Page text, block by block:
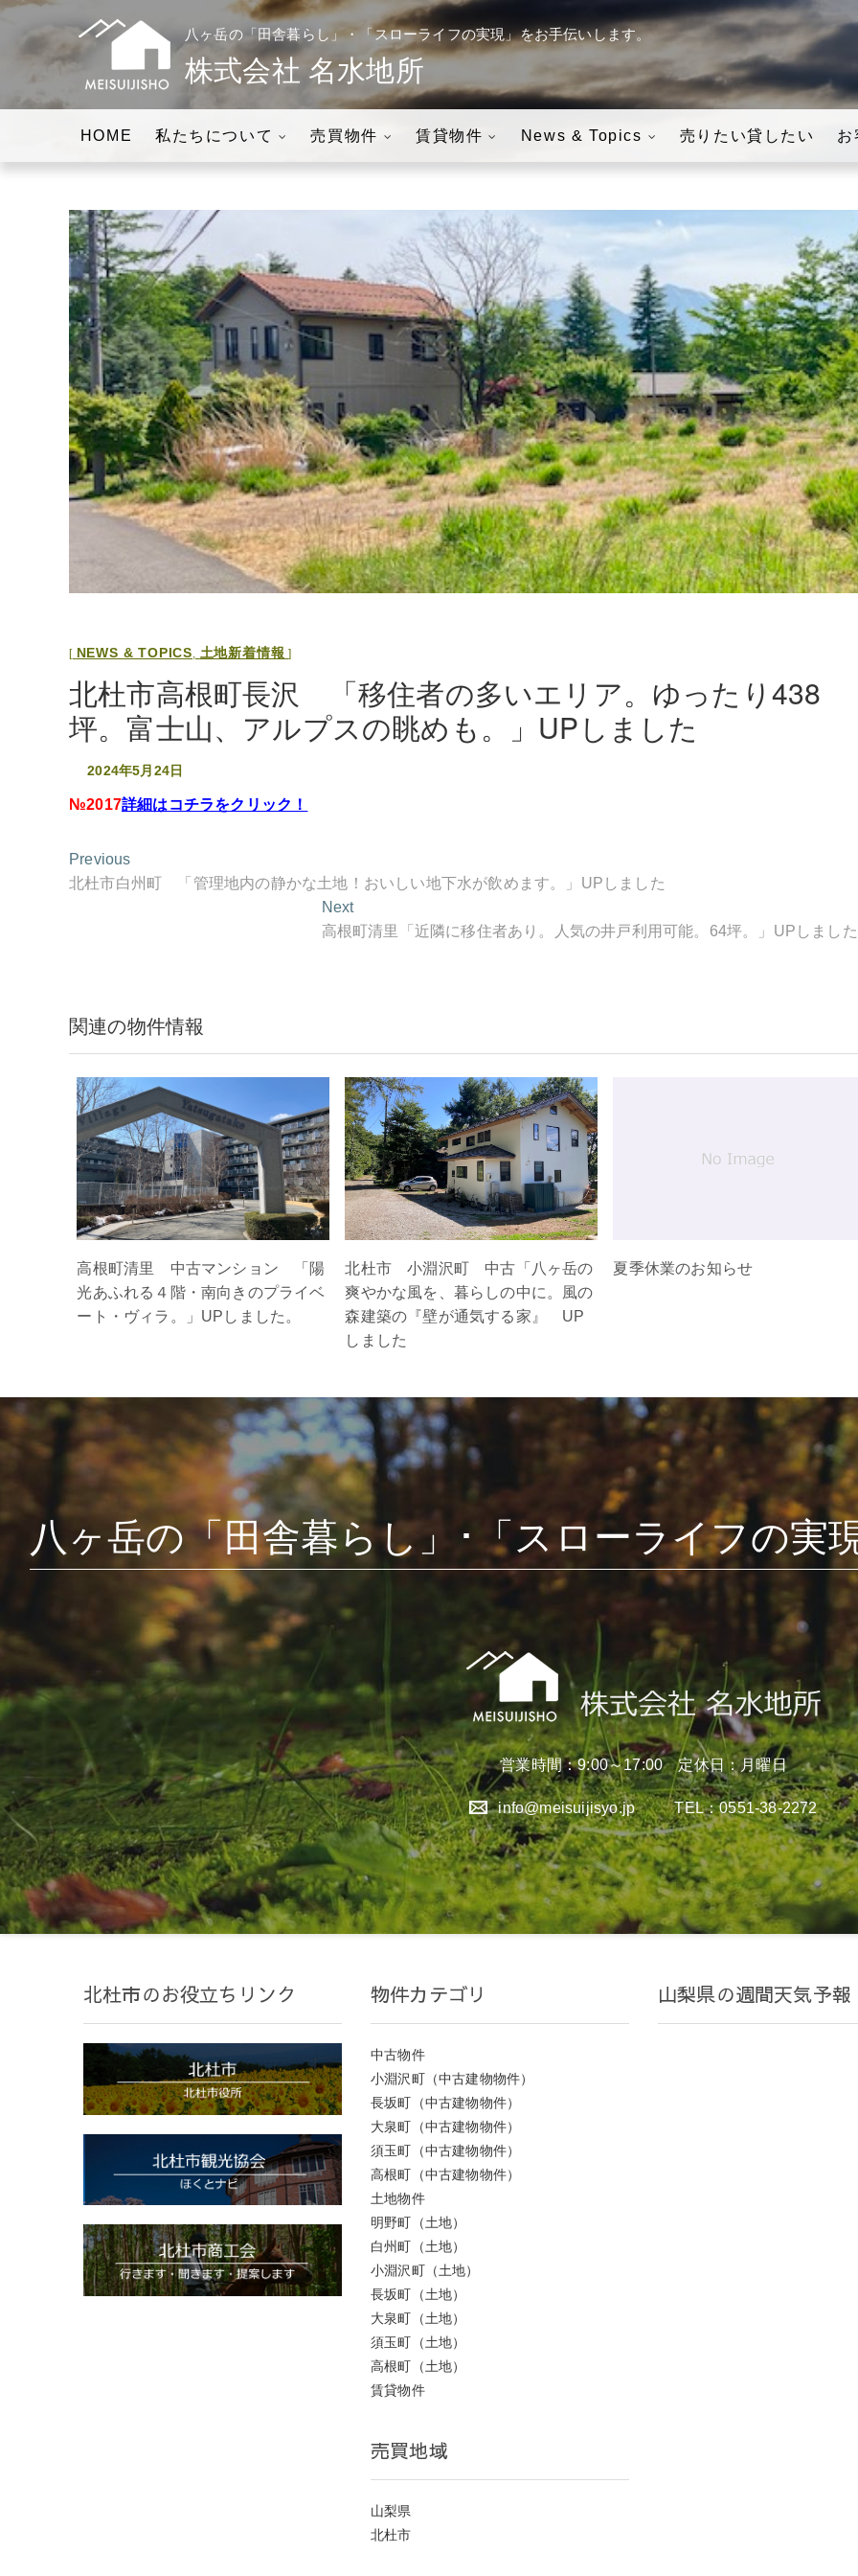
株式会社名水地所│八ヶ岳の「田舎暮らし」
現」をお手伝い
八ヶ岳の「田舎暮らし」・「スローライフの実現」をお手伝いします。
八ヶ岳の「田舎暮らし」・「スローライフの実現」をお手伝いします。
株式会社 名水地所
HOME 私たちについて 売買物件 賃貸物件 News & Topics 売りたい貸したい お
NEWS & TOPICS, 土地新着情報
北杜市高根町長沢 「移住者の多いエリア。ゆったり438
坪。富士山、アルプスの眺めも。」UPしました
2024年5月24日
№2017詳細はコチラをクリック！
投
稿
ョ
ン
PreviousPrevious
post:
北杜市白州町 「管理地内の静かな土地！おいしい地下水が飲めます。」UPしました
NextNext
post:
高根町清里「近隣に移住者あり。人気の井戸利用可能。64坪。」UPしまし
関連の物件情報
高根町清里 中古マンション 「陽
光あふれる４階・南向きのプライベ
ート・ヴィラ。」UPしました。
北杜市 小淵沢町 中古「八ヶ岳の
爽やかな風を、暮らしの中に。風の
森建築の『壁が通気する家』 UP
しました
夏季休業のお知らせ
八ヶ岳の「田舎暮らし」･「スローライフの実
営業時間：9:00～17:00 定休日：月曜日
info@meisuijisyo.jp TEL：0551-38-2272
北杜市のお役立ちリンク 物件カテゴリ
中古物件
小淵沢町（中古建物物件）
長坂町（中古建物物件）
大泉町（中古建物物件）
須玉町（中古建物物件）
高根町（中古建物物件）
土地物件
明野町（土地）
白州町（土地）
小淵沢町（土地）
長坂町（土地）
大泉町（土地）
須玉町（土地）
高根町（土地）
賃貸物件
売買地域
山梨県
北杜市
山梨県の週間天気予報